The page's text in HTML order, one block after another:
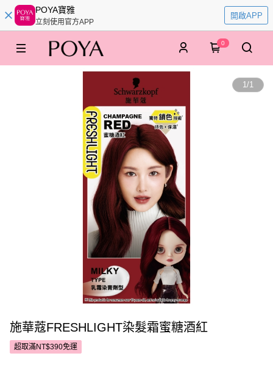
POYA寶雅
立刻使用官方APP
開啟APP
0
1/1
施華蔻FRESHLIGHT染髮霜蜜糖酒紅
超取滿NT$390免運